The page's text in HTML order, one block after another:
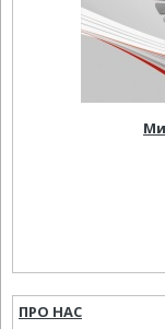
ПРО НАС